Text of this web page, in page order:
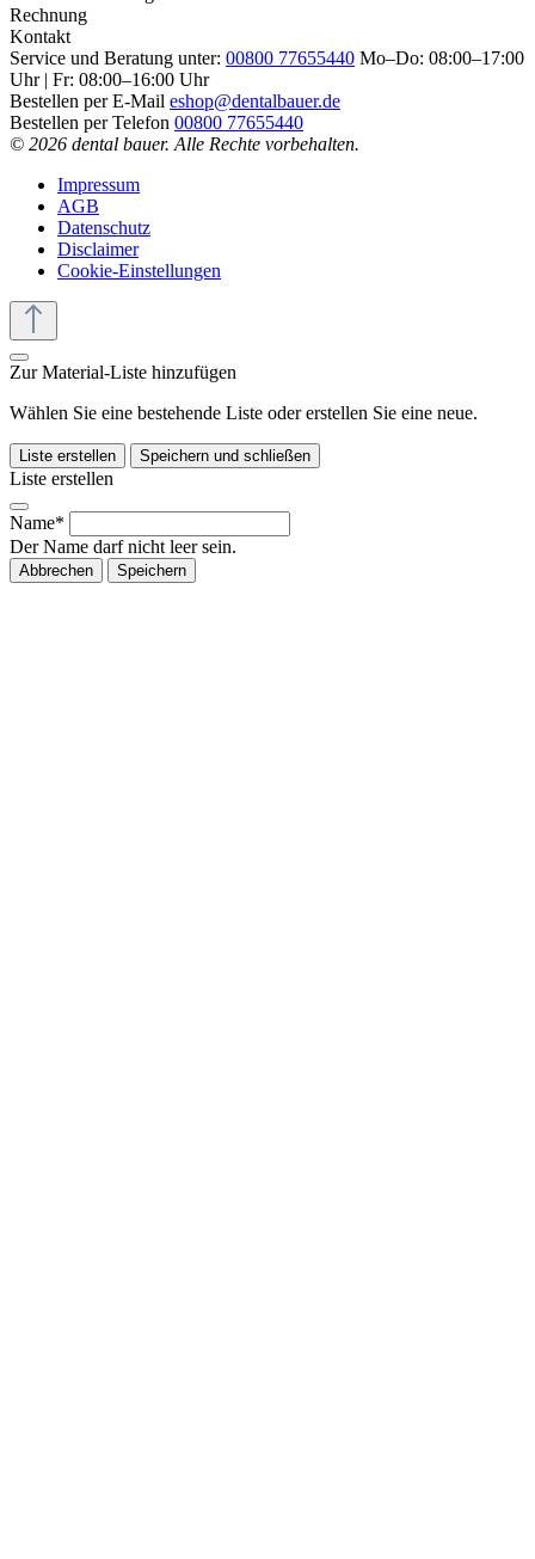
Rechnung
Kontakt
Service und Beratung unter: 00800 77655440 Mo–Do: 08:00–17:00
Uhr | Fr: 08:00–16:00 Uhr
Bestellen per E-Mail eshop@dentalbauer.de
Bestellen per Telefon 00800 77655440
© 2026 dental bauer. Alle Rechte vorbehalten.
Impressum
AGB
Datenschutz
Disclaimer
Cookie-Einstellungen
Zur Material-Liste hinzufügen
Wählen Sie eine bestehende Liste oder erstellen Sie eine neue.
Liste erstellen Speichern und schließen
Liste erstellen
Name*
Der Name darf nicht leer sein.
Abbrechen Speichern